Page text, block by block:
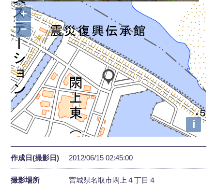
+
−
i
作成日(撮影日) 2012/06/15 02:45:00
撮影場所 宮城県名取市閖上４丁目４